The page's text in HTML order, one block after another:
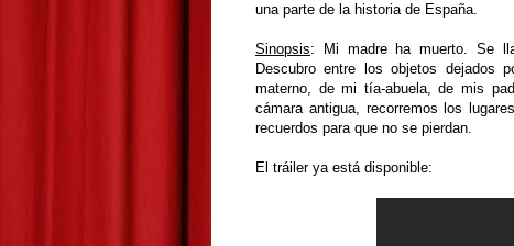
una parte de la historia de España.
Sinopsis: Mi madre ha muerto. Se
Descubro entre los objetos dejados
materno, de mi tía-abuela, de mis
cámara antigua, recorremos los
recuerdos para que no se pierdan.
El tráiler ya está disponible: